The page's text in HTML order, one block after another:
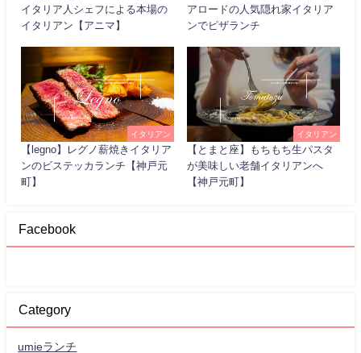
イタリア人シェフによる本場の
イタリアン【アニマ】
アロードの人気隠れ家イタリア
ンでピザランチ
イタリアン
【legno】レグノ薪焼きイタリア
ンのビステッカランチ【神戸元
町】
イタリアン
【とまと座】もちもち生パスタ
が美味しい老舗イタリアンへ
【神戸元町】
Facebook
Category
umieランチ